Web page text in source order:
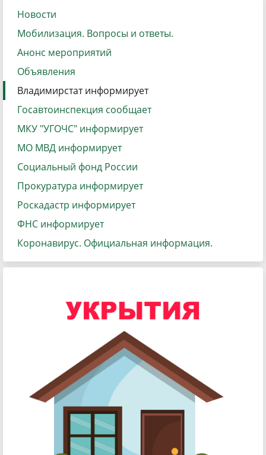
Новости
Мобилизация. Вопросы и ответы.
Анонс мероприятий
Объявления
Владимирстат информирует
Госавтоинспекция сообщает
МКУ "УГОЧС" информирует
МО МВД информирует
Социальный фонд России
Прокуратура информирует
Роскадастр информирует
ФНС информирует
Коронавирус. Официальная информация.